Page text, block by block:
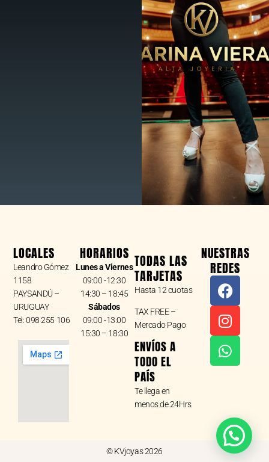
LOCALES
Leandro Gómez
1158
PAYSANDÚ –
URUGUAY
Tel: 098 255 106
HORARIOS
Lunes a Viernes
09:00 -12:30
14:30 – 18:45
Sábados
09:00 -13:00
15:30 – 18:30
TODAS LAS
TARJETAS
Hasta 12 cuotas
TAX FREE –
Mercado Pago
ENVÍOS A
TODO EL
PAÍS
Te llega en
menos de 24Hrs
NUESTRAS
REDES
F
a
c
e
b
o
I
n
s
t
a
g
W
h
a
t
s
a
© KVjoyas 2026